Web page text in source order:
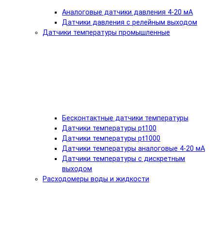
Аналоговые датчики давления 4-20 мА
Датчики давления с релейным выходом
Датчики температуры промышленные
Бесконтактные датчики температуры
Датчики температуры pt100
Датчики температуры pt1000
Датчики температуры аналоговые 4-20 мА
Датчики температуры с дискретным
выходом
Расходомеры воды и жидкости